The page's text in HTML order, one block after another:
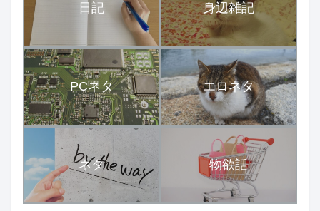
日記 身辺雑記
PCネタ エロネタ
ネタ 物欲話